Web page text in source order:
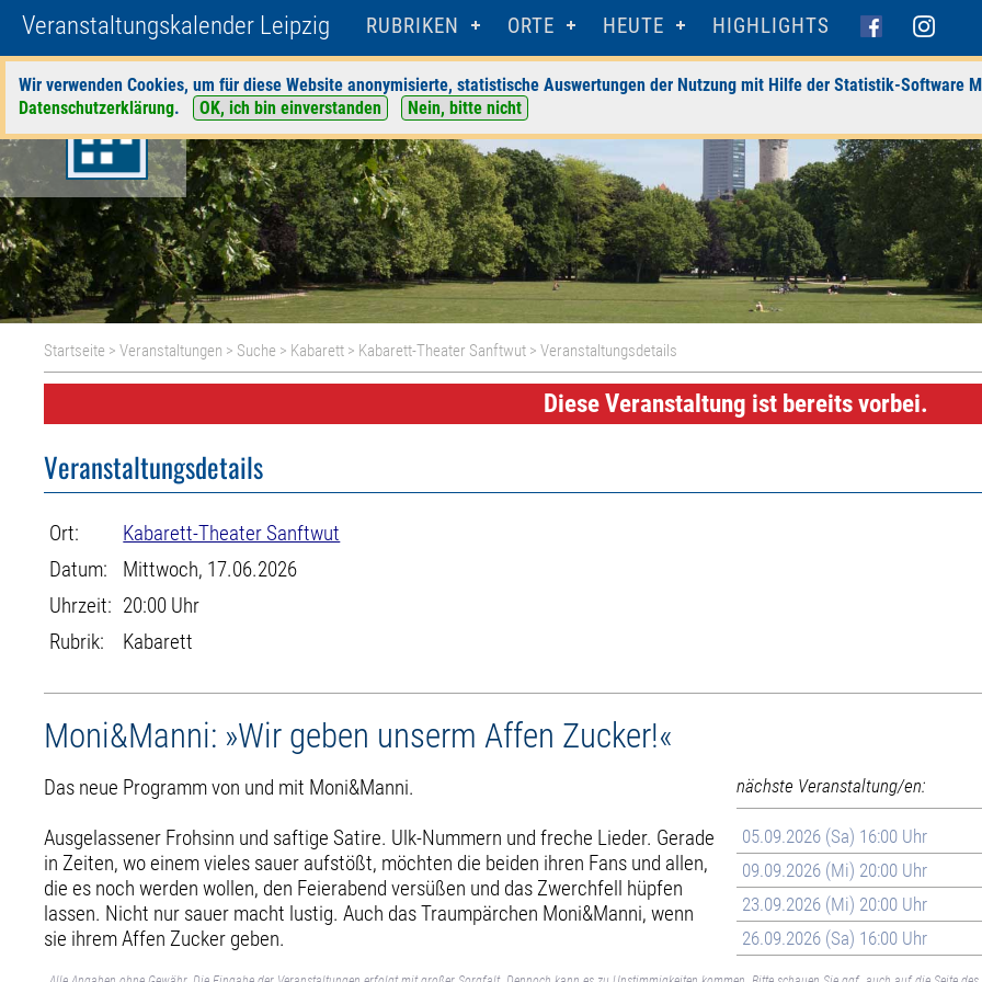
Veranstaltungskalender Leipzig RUBRIKEN ORTE HEUTE HIGHLIGHTS
Wir verwenden Cookies, um für diese Website anonymisierte, statistische Auswertungen der Nutzung mit Hilfe der Statistik-Software
Datenschutzerklärung. OK, ich bin einverstanden Nein, bitte nicht
Startseite >Veranstaltungen > Suche > Kabarett > Kabarett-Theater Sanftwut > Veranstaltungsdetails
Diese Veranstaltung ist bereits vorbei.
Veranstaltungsdetails
Ort:
Kabarett-Theater Sanftwut
Datum:
Mittwoch, 17.06.2026
Uhrzeit: 20:00 Uhr
Rubrik:
Kabarett
Moni&Manni: »Wir geben unserm Affen Zucker!«
Das neue Programm von und mit Moni&Manni.
Ausgelassener Frohsinn und saftige Satire. Ulk-Nummern und freche Lieder. Gerade
in Zeiten, wo einem vieles sauer aufstößt, möchten die beiden ihren Fans und allen,
die es noch werden wollen, den Feierabend versüßen und das Zwerchfell hüpfen
lassen. Nicht nur sauer macht lustig. Auch das Traumpärchen Moni&Manni, wenn
sie ihrem Affen Zucker geben.
nächste Veranstaltung/en:
05.09.2026 (Sa) 16:00 Uhr
09.09.2026 (Mi) 20:00 Uhr
23.09.2026 (Mi) 20:00 Uhr
26.09.2026 (Sa) 16:00 Uhr